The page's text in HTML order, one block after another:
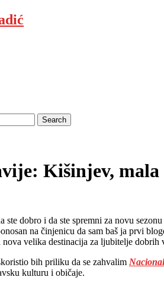
Kišinjev,
ste dobro i da ste spremni za novu
na činjenicu da sam baš ja prvi
nova velika destinacija za ljubitelje
bih priliku da se zahvalim
kulturu i običaje.